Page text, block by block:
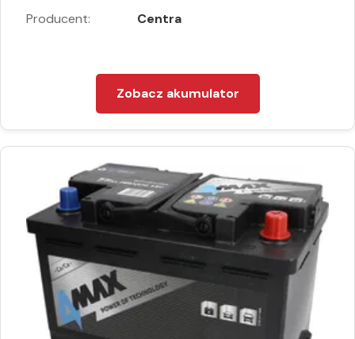
Producent: Centra
Zobacz akumulator